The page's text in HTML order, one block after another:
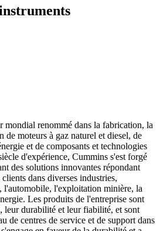
mondial renommé dans la fabrication, la
de moteurs à gaz naturel et diesel, de
et de composants et technologies
d'expérience, Cummins s'est forgé
des solutions innovantes répondant
dans diverses industries,
l'automobile, l'exploitation minière, la
Les produits de l'entreprise sont
leur durabilité et leur fiabilité, et sont
de centres de service et de support dans